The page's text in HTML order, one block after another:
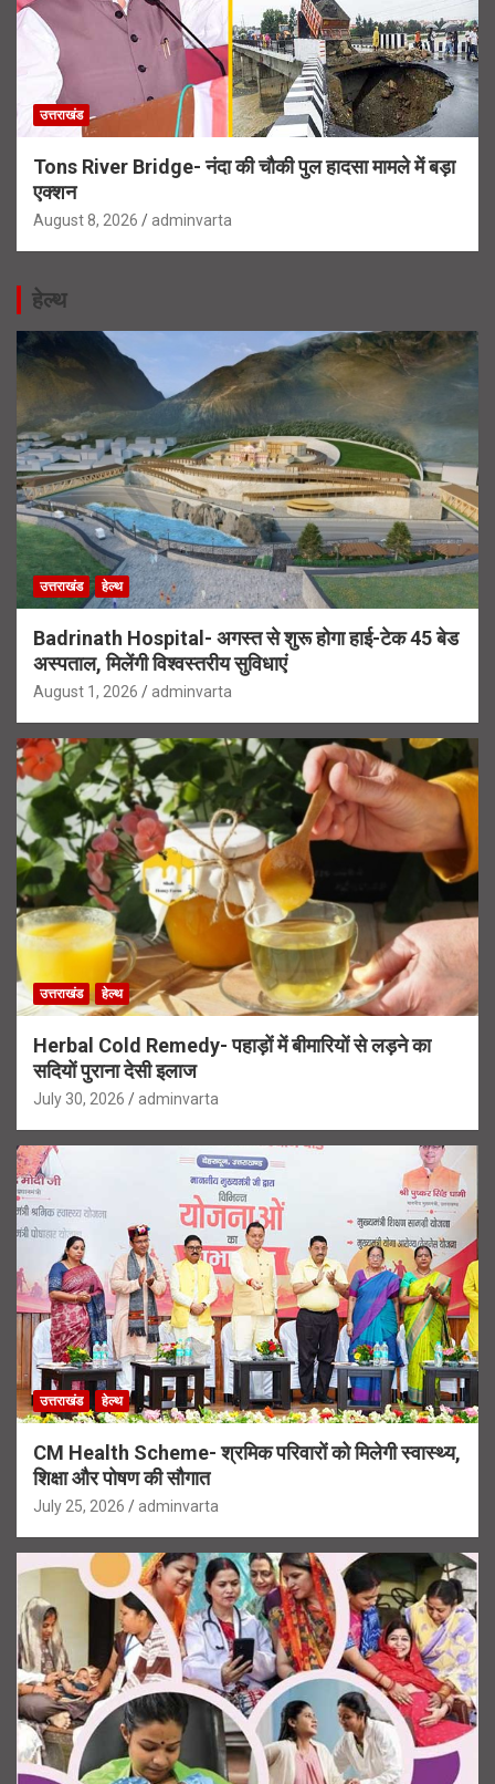
उत्तराखंड
Tons River Bridge- नंदा की चौकी पुल हादसा मामले में बड़ा
एक्शन
August 8, 2026 adminvarta
हेल्थ
उत्तराखंड हेल्थ
Badrinath Hospital- अगस्त से शुरू होगा हाई-टेक 45 बेड
अस्पताल, मिलेंगी विश्वस्तरीय सुविधाएं
August 1, 2026 adminvarta
उत्तराखंड हेल्थ
Herbal Cold Remedy- पहाड़ों में बीमारियों से लड़ने का
सदियों पुराना देसी इलाज
July 30, 2026 adminvarta
उत्तराखंड हेल्थ
CM Health Scheme- श्रमिक परिवारों को मिलेगी स्वास्थ्य,
शिक्षा और पोषण की सौगात
July 25, 2026 adminvarta